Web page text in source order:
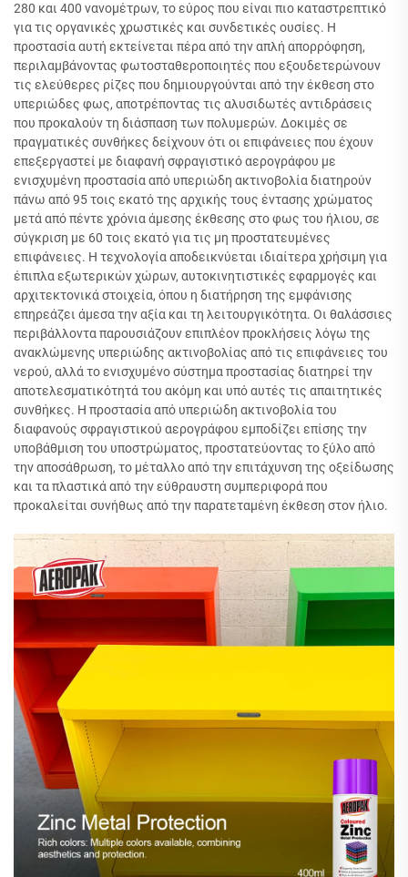
280 και 400 νανομέτρων, το εύρος που είναι πιο καταστρεπτικό
για τις οργανικές χρωστικές και συνδετικές ουσίες. Η
προστασία αυτή εκτείνεται πέρα από την απλή απορρόφηση,
περιλαμβάνοντας φωτοσταθεροποιητές που εξουδετερώνουν
τις ελεύθερες ρίζες που δημιουργούνται από την έκθεση στο
υπεριώδες φως, αποτρέποντας τις αλυσιδωτές αντιδράσεις
που προκαλούν τη διάσπαση των πολυμερών. Δοκιμές σε
πραγματικές συνθήκες δείχνουν ότι οι επιφάνειες που έχουν
επεξεργαστεί με διαφανή σφραγιστικό αερογράφου με
ενισχυμένη προστασία από υπεριώδη ακτινοβολία διατηρούν
πάνω από 95 τοις εκατό της αρχικής τους έντασης χρώματος
μετά από πέντε χρόνια άμεσης έκθεσης στο φως του ήλιου, σε
σύγκριση με 60 τοις εκατό για τις μη προστατευμένες
επιφάνειες. Η τεχνολογία αποδεικνύεται ιδιαίτερα χρήσιμη για
έπιπλα εξωτερικών χώρων, αυτοκινητιστικές εφαρμογές και
αρχιτεκτονικά στοιχεία, όπου η διατήρηση της εμφάνισης
επηρεάζει άμεσα την αξία και τη λειτουργικότητα. Οι θαλάσσιες
περιβάλλοντα παρουσιάζουν επιπλέον προκλήσεις λόγω της
ανακλώμενης υπεριώδης ακτινοβολίας από τις επιφάνειες του
νερού, αλλά το ενισχυμένο σύστημα προστασίας διατηρεί την
αποτελεσματικότητά του ακόμη και υπό αυτές τις απαιτητικές
συνθήκες. Η προστασία από υπεριώδη ακτινοβολία του
διαφανούς σφραγιστικού αερογράφου εμποδίζει επίσης την
υποβάθμιση του υποστρώματος, προστατεύοντας το ξύλο από
την αποσάθρωση, το μέταλλο από την επιτάχυνση της οξείδωσης
και τα πλαστικά από την εύθραυστη συμπεριφορά που
προκαλείται συνήθως από την παρατεταμένη έκθεση στον ήλιο.